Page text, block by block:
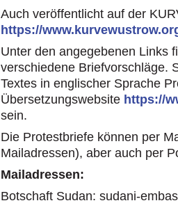
Auch veröffentlicht auf der
https://
Unter den angegebenen Links
verschiedene Briefvorschläge.
Textes in englischer Sprache
Übersetzungswebsite https://
sein.
Die Protestbriefe können per
Mailadressen), aber auch per
Mailadressen:
Botschaft Sudan: sudani-